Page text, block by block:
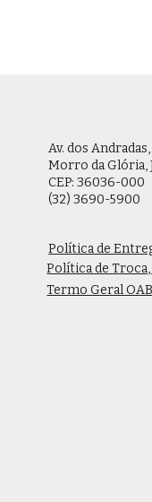
Av. dos
Morro da Glória,
CEP: 36036-000
(32) 3690-5900
Política de
Termo Geral
Política de